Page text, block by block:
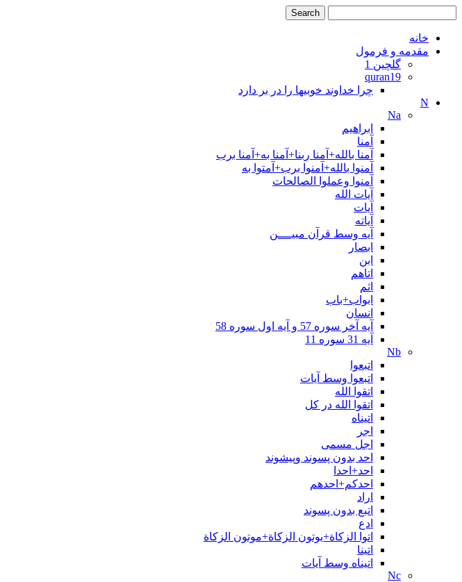
خانه
مقدمه و فرمول
گلچین 1
quran19
چرا خداوند خوبیها را در بر دارد
N
Na
ابراهیم
آمنا
آمنا بالله+آمنا ربنا+آمنا به+آمنا برب
آمنوا بالله+آمنوا برب+آمتوا به
آمنوا وعملوا الصالحات
آیات الله
آیات
آیاته
آیه وسط قرآن مبیــــن
ابصار
ابن
اتاهم
اثم
ابواب+باب
انسان
آیه آخر سوره 57 و آیه اول سوره 58
آیه 31 سوره 11
Nb
اتبعوا
اتبعوا وسط آیات
اتقوا الله
اتقوا الله در کل
اتیناه
اجر
اجل مسمی
احد بدون پسوند وپيشوند
احد+احدا
احدکم+احدهم
اراد
اتبع بدون پسوند
ادع
اتوا الزكاة+يوتون الزكاة+موتون الزكاة
اتينا
اتیناه وسط آیات
Nc